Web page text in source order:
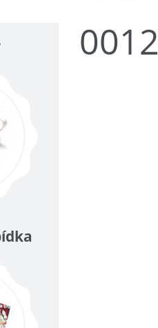
0012